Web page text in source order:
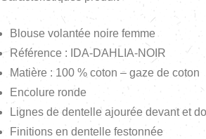
Blouse volantée noire femme
Référence : IDA-DAHLIA-NOIR
Matière : 100 % coton – gaze de coton
Encolure ronde
Lignes de dentelle ajourée devant et
Finitions en dentelle festonnée